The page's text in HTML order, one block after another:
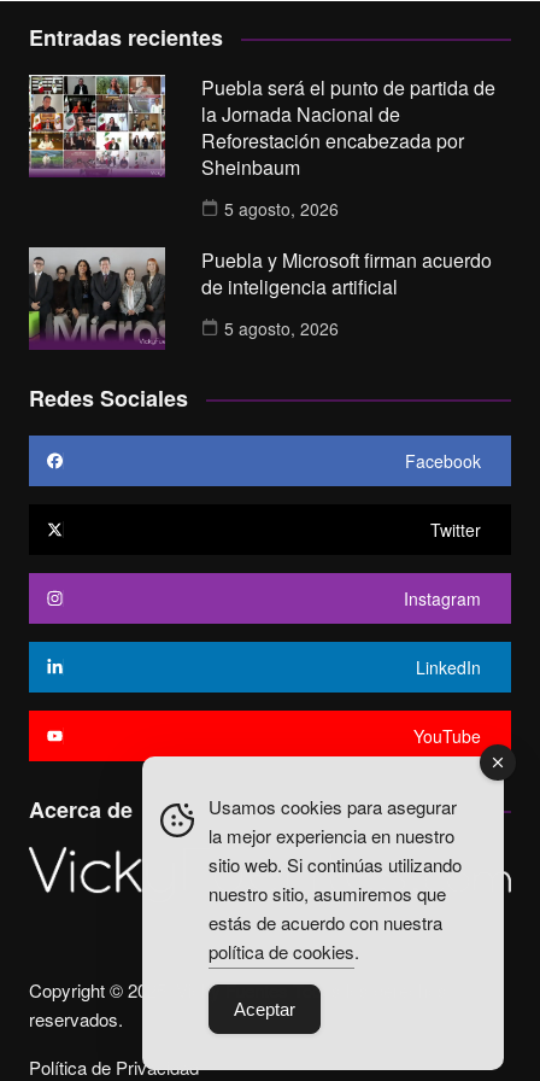
Entradas recientes
Puebla será el punto de partida de
la Jornada Nacional de
Reforestación encabezada por
Sheinbaum
5 agosto, 2026
Puebla y Microsoft firman acuerdo
de inteligencia artificial
5 agosto, 2026
Redes Sociales
Facebook
Twitter
Instagram
LinkedIn
YouTube
Acerca de
Copyright © 2025. Vicky Fuentes Todos los derechos
reservados.
Política de Privacidad
Usamos cookies para asegurar
la mejor experiencia en nuestro
sitio web. Si continúas utilizando
nuestro sitio, asumiremos que
estás de acuerdo con nuestra
política de cookies.
Aceptar